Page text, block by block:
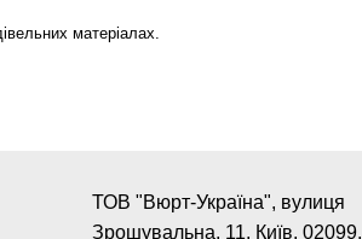
матеріалах.
ТОВ "Вюрт-Україна", вулиця
Зрошувальна, 11, Київ, 02099,